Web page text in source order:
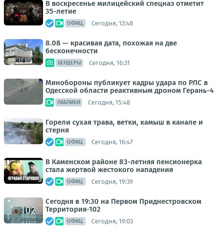
В воскресенье милицейский спецназ отметит
35-летие
ОФИЦ. Сегодня, 12:48
8.08 — красивая дата, похожая на две
бесконечности
БЕНДЕРЫ Сегодня, 16:31
Минобороны публикует кадры удара по РЛС в
Одесской области реактивным дроном Герань-4
ПАБЛИКИ Сегодня, 15:48
Горели сухая трава, ветки, камыш в канале и
стерня
ОФИЦ. Сегодня, 16:47
В Каменском районе 83-летняя пенсионерка
стала жертвой жестокого нападения
ОФИЦ. Сегодня, 19:39
Сегодня в 19:30 на Первом Приднестровском
Территория-102
ОФИЦ. Сегодня, 19:03